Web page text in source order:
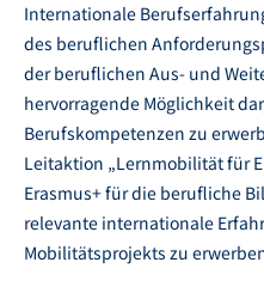
Internationale
des beruflichen
der beruflichen Aus- und
hervorragende Möglichkeit
Berufskompetenzen zu
Leitaktion „Lernmobilität für
Erasmus+ für die berufliche
relevante internationale
Mobilitätsprojekts zu